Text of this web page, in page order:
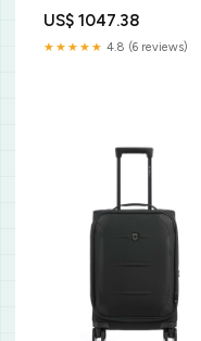
US$ 1047.38
★★★★★ 4.8 (6 reviews)